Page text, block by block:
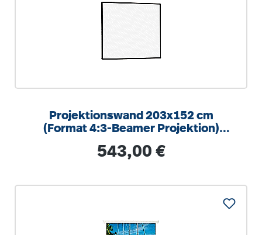
Projektionswand 203x152 cm
(Format 4:3-Beamer Projektion)
Regulärer Preis:
543,00 €